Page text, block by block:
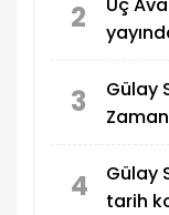
2
3
Gülay
4
Gülay
tarih